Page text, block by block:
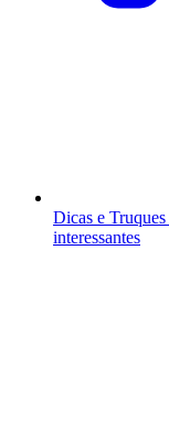
Dicas e Truques
interessantes